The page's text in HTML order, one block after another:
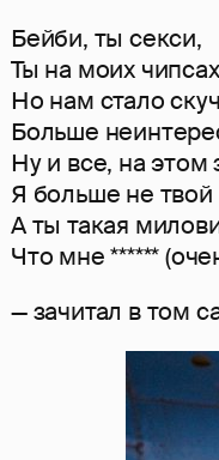
Бейби, ты секси,
Ты на моих
Но нам стало
Больше
Ну и все, на этом
Я больше не твой
А ты такая
Что мне ******
— зачитал в том